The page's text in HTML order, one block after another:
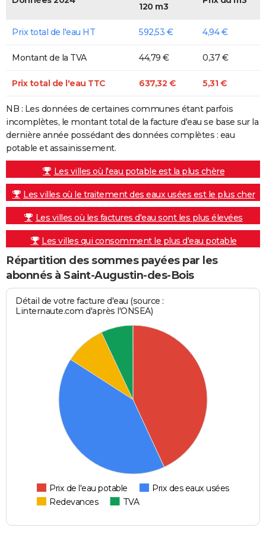
120 m3
Prix total de l'eau HT 592,53 € 4,94 €
Montant de la TVA 44,79 € 0,37 €
Prix total de l'eau TTC 637,32 € 5,31 €
NB : Les données de certaines communes étant parfois
incomplètes, le montant total de la facture d'eau se base sur la
dernière année possédant des données complètes : eau
potable et assainissement.
Les villes où l'eau potable est la plus chère
Les villes où le traitement des eaux usées est le plus cher
Les villes où les factures d'eau sont les plus élevées
Les villes qui consomment le plus d'eau potable
Répartition des sommes payées par les
abonnés à Saint-Augustin-des-Bois
Détail de votre facture d'eau (source :
Linternaute.com d'après l'ONSEA)
Prix de l'eau potable
Prix des eaux usées
Redevances
TVA